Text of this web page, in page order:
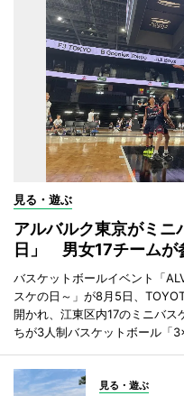
見る・遊ぶ
アルバルク東京がミニ
日」 男女17チームが
バスケットボールイベント「
スケの日～」が8月5日、
開かれ、江東区内17のミニバ
ちが3人制バスケットボール「
見る・遊ぶ